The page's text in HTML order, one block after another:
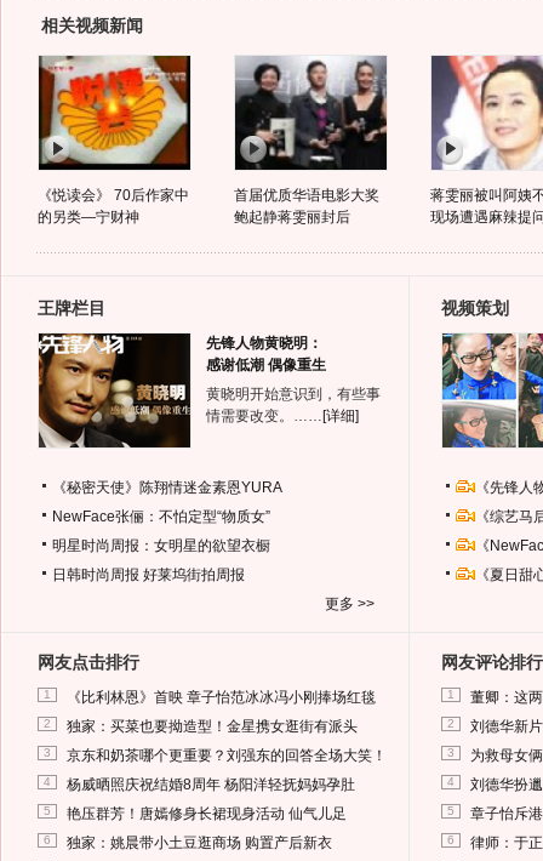
相关视频新闻
《悦读会》 70后作家中
的另类—宁财神
首届优质华语电影大奖
鲍起静蒋雯丽封后
蒋雯丽被叫阿姨
现场遭遇麻辣提
王牌栏目
先锋人物黄晓明：
感谢低潮 偶像重生
黄晓明开始意识到，有些事
情需要改变。…… [详细]
《秘密天使》陈翔情迷金素恩YURA
NewFace张俪：不怕定型“物质女”
明星时尚周报：女明星的欲望衣橱
日韩时尚周报 好莱坞街拍周报
更多 >>
视频策划
《先锋
《综艺
《
《夏日
网友点击排行
1 《比利林恩》首映 章子怡范冰冰冯小刚捧场红毯
2 独家：买菜也要拗造型！金星携女逛街有派头
3 京东和奶茶哪个更重要？刘强东的回答全场大笑！
4 杨威晒照庆祝结婚8周年 杨阳洋轻抚妈妈孕肚
5 艳压群芳！唐嫣修身长裙现身活动 仙气儿足
6 独家：姚晨带小土豆逛商场 购置产后新衣
网友评论排行
1 董卿：这
2 刘德华新
3 为救母女
4 刘德华扮
5 章子怡斥
6 律师：于